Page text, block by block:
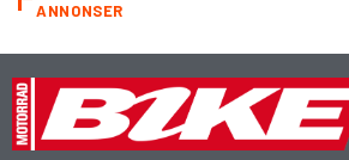
ANNONSER